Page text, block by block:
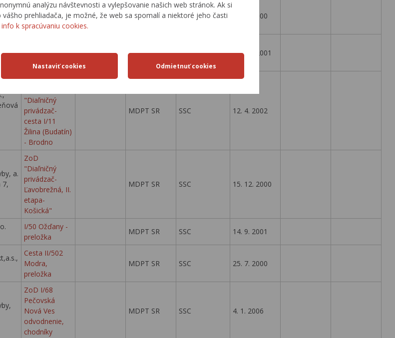
analýzu návštevnosti a vylepšovanie našich web stránok. Ak si
prehliadača, je možné, že web sa spomalí a niektoré jeho časti
info k spracúvaniu cookies.
Cesta II/426
Skalica -
hranica SR/ČR
MDPT SR SSC 26. 9. 2000
s
most ev. č.
1999
MDPT SR SSC 16. 10. 2001
Dodatok č. 4 k
"Diaľničný
privádzač-
cesta I/11
Žilina (Budatín)
- Brodno
MDPT SR SSC 12. 4. 2002
a.
7,
ZoD
"Diaľničný
privádzač-
Ľavobrežná, II.
etapa-
Košická"
MDPT SR SSC 15. 12. 2000
I/50 Ožďany -
preložka
MDPT SR SSC 14. 9. 2001
Cesta II/502
Modra,
preložka
MDPT SR SSC 25. 7. 2000
ZoD I/68
Pečovská
Nová Ves
odvodnenie,
chodníky
MDPT SR SSC 4. 1. 2006